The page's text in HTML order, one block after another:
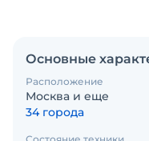
Основные
Расположение
Москва и еще
34 города